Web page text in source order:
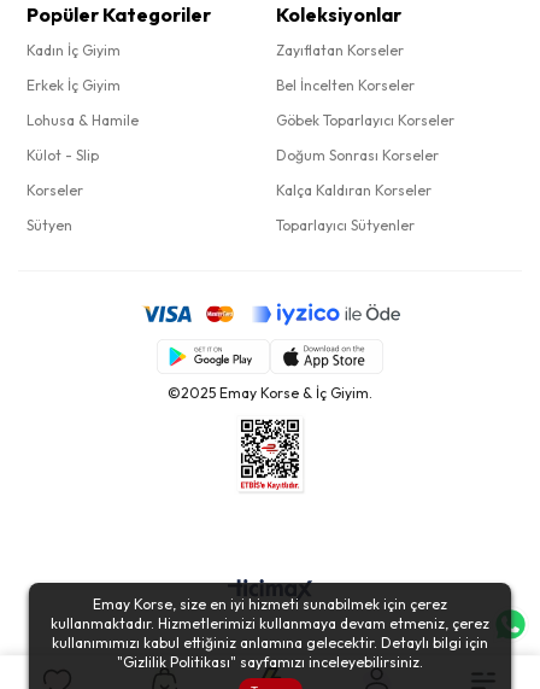
Emay Korse, size en iyi hizmeti sunabilmek için çerez
kullanmaktadır. Hizmetlerimizi kullanmaya devam etmeniz, çerez
kullanımımızı kabul ettiğiniz anlamına gelecektir. Detaylı bilgi için
"Gizlilik Politikası" sayfamızı inceleyebilirsiniz.
Popüler Kategoriler
Kadın İç Giyim
Erkek İç Giyim
Lohusa & Hamile
Külot - Slip
Korseler
Sütyen
Koleksiyonlar
Zayıflatan Korseler
Bel İncelten Korseler
Göbek Toparlayıcı Korseler
Doğum Sonrası Korseler
Kalça Kaldıran Korseler
Toparlayıcı Sütyenler
©2025 Emay Korse & İç Giyim.